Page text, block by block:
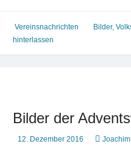
Vereinsnachrichten Bilder,
hinterlassen
Bilder der
12. Dezember 2016